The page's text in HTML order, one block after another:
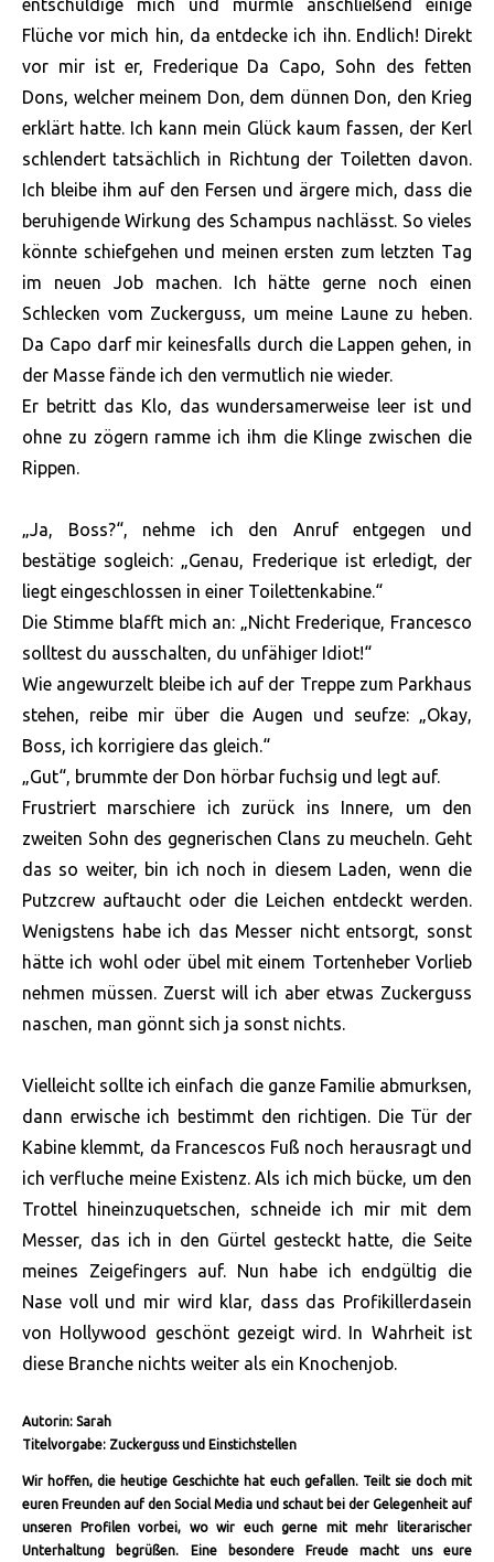
entschuldige mich und murmle anschließend einige
Flüche vor mich hin, da entdecke ich ihn. Endlich! Direkt
vor mir ist er, Frederique Da Capo, Sohn des fetten
Dons, welcher meinem Don, dem dünnen Don, den Krieg
erklärt hatte. Ich kann mein Glück kaum fassen, der Kerl
schlendert tatsächlich in Richtung der Toiletten davon.
Ich bleibe ihm auf den Fersen und ärgere mich, dass die
beruhigende Wirkung des Schampus nachlässt. So vieles
könnte schiefgehen und meinen ersten zum letzten Tag
im neuen Job machen. Ich hätte gerne noch einen
Schlecken vom Zuckerguss, um meine Laune zu heben.
Da Capo darf mir keinesfalls durch die Lappen gehen, in
der Masse fände ich den vermutlich nie wieder.
Er betritt das Klo, das wundersamerweise leer ist und
ohne zu zögern ramme ich ihm die Klinge zwischen die
Rippen.
„Ja, Boss?“, nehme ich den Anruf entgegen und
bestätige sogleich: „Genau, Frederique ist erledigt, der
liegt eingeschlossen in einer Toilettenkabine.“
Die Stimme blafft mich an: „Nicht Frederique, Francesco
solltest du ausschalten, du unfähiger Idiot!“
Wie angewurzelt bleibe ich auf der Treppe zum Parkhaus
stehen, reibe mir über die Augen und seufze: „Okay,
Boss, ich korrigiere das gleich.“
„Gut“, brummte der Don hörbar fuchsig und legt auf.
Frustriert marschiere ich zurück ins Innere, um den
zweiten Sohn des gegnerischen Clans zu meucheln. Geht
das so weiter, bin ich noch in diesem Laden, wenn die
Putzcrew auftaucht oder die Leichen entdeckt werden.
Wenigstens habe ich das Messer nicht entsorgt, sonst
hätte ich wohl oder übel mit einem Tortenheber Vorlieb
nehmen müssen. Zuerst will ich aber etwas Zuckerguss
naschen, man gönnt sich ja sonst nichts.
Vielleicht sollte ich einfach die ganze Familie abmurksen,
dann erwische ich bestimmt den richtigen. Die Tür der
Kabine klemmt, da Francescos Fuß noch herausragt und
ich verfluche meine Existenz. Als ich mich bücke, um den
Trottel hineinzuquetschen, schneide ich mir mit dem
Messer, das ich in den Gürtel gesteckt hatte, die Seite
meines Zeigefingers auf. Nun habe ich endgültig die
Nase voll und mir wird klar, dass das Profikillerdasein
von Hollywood geschönt gezeigt wird. In Wahrheit ist
diese Branche nichts weiter als ein Knochenjob.
Autorin: Sarah
Titelvorgabe: Zuckerguss und Einstichstellen
Wir hoffen, die heutige Geschichte hat euch gefallen. Teilt sie doch mit
euren Freunden auf den Social Media und schaut bei der Gelegenheit auf
unseren Profilen vorbei, wo wir euch gerne mit mehr literarischer
Unterhaltung begrüßen. Eine besondere Freude macht uns eure